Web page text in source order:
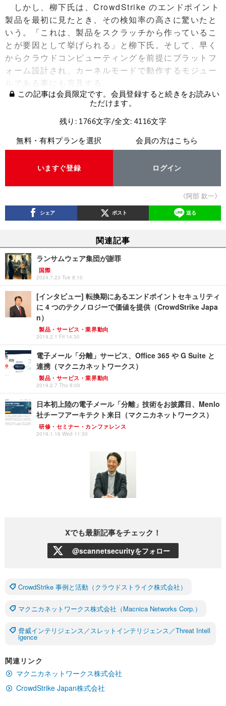
しかし、柳下氏は、CrowdStrike のエンドポイント
製品を最初に見たとき、その検知率の高さに驚いたと
いう。「これは、製品をスクラッチから作っているこ
とが要因として挙げられる」と柳下氏。そして、早く
からクラウドコンピューティングを前提にプラットフ
ォーム設計され、カーネルモードで動作するモジュー
ルである事にも言及する。
この記事は会員限定です。会員登録すると続きをお読みい
ただけます。
残り: 1766文字/全文: 4116文字
無料・有料プランを選択
いますぐ登録
会員の方はこちら
ログイン
《阿部 欽一》
シェア ポスト 送る
関連記事
ランサムウェア集団が謝罪
国際
2024.7.23 Tue 8:10
[インタビュー] 転換期にあるエンドポイントセキュリティ
に 4 つのテクノロジーで価値を提供（CrowdStrike Japa
n）
製品・サービス・業界動向
2019.2.1 Fri 14:30
電子メール「分離」サービス、Office 365 や G Suite と
連携（マクニカネットワークス）
製品・サービス・業界動向
2019.2.7 Thu 8:00
日本初上陸の電子メール「分離」技術をお披露目、Menlo
社チーフアーキテクト来日（マクニカネットワークス）
研修・セミナー・カンファレンス
2019.1.16 Wed 11:30
Xでも最新記事をチェック！
@scannetsecurityをフォロー
CrowdStrike 事例と活動（クラウドストライク株式会社）
マクニカネットワークス株式会社（Macnica Networks Corp.）
脅威インテリジェンス／スレットインテリジェンス／Threat Intell
igence
関連リンク
マクニカネットワークス株式会社
CrowdStrike Japan株式会社